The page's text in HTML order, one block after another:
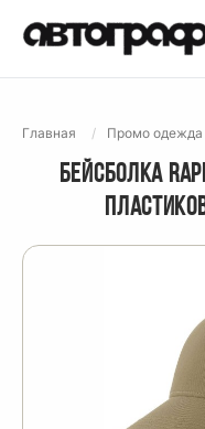
Главная Промо одежда
БЕЙСБОЛКА